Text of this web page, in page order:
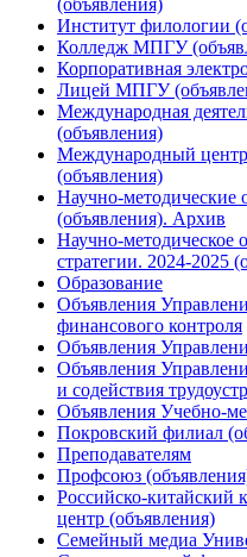
(объявления)
Институт филологии
Колледж МПГУ
Корпоративная
Лицей МПГУ
Международная
(объявления)
Международный центр
(объявления)
Научно-методические
(объявления). Архив
Научно-методическое
стратегии. 2024-2025
Образование
Объявления
финансового контроля
Объявления
Объявления
и содействия
Объявления Учебно-
Покровский филиал
Преподавателям
Профсоюз
Российско-китайский
центр (объявления)
Семейный медиа